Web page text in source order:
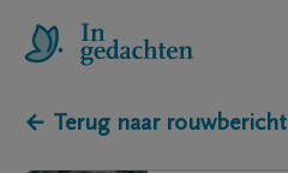
← Terug naar rouwbericht